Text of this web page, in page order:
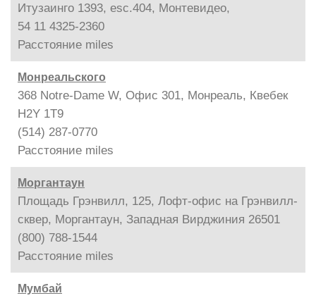
Итузаинго 1393, esc.404, Монтевидео,
54 11 4325-2360
Расстояние miles
Монреальского
368 Notre-Dame W, Офис 301, Монреаль, Квебек
H2Y 1T9
(514) 287-0770
Расстояние miles
Моргантаун
Площадь Грэнвилл, 125, Лофт-офис на Грэнвилл-
сквер, Моргантаун, Западная Вирджиния 26501
(800) 788-1544
Расстояние miles
Мумбай